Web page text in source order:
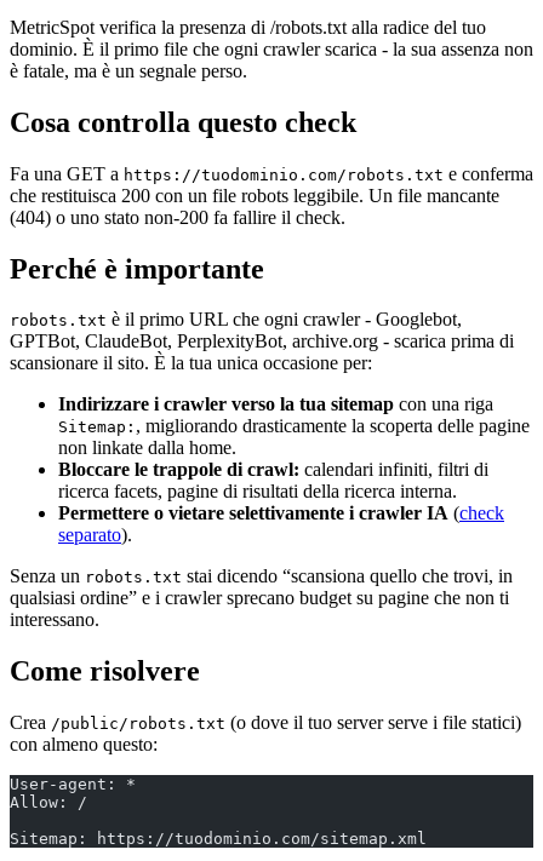
MetricSpot verifica la presenza di /robots.txt alla radice del tuo
dominio. È il primo file che ogni crawler scarica - la sua assenza non
è fatale, ma è un segnale perso.
Cosa controlla questo check
Fa una GET a https://tuodominio.com/robots.txt e conferma
che restituisca 200 con un file robots leggibile. Un file mancante
(404) o uno stato non-200 fa fallire il check.
Perché è importante
robots.txt è il primo URL che ogni crawler - Googlebot,
GPTBot, ClaudeBot, PerplexityBot, archive.org - scarica prima di
scansionare il sito. È la tua unica occasione per:
Indirizzare i crawler verso la tua sitemap con una riga
Sitemap: , migliorando drasticamente la scoperta delle pagine
non linkate dalla home.
Bloccare le trappole di crawl: calendari infiniti, filtri di
ricerca facets, pagine di risultati della ricerca interna.
Permettere o vietare selettivamente i crawler IA (check
separato).
Senza un robots.txt stai dicendo “scansiona quello che trovi, in
qualsiasi ordine” e i crawler sprecano budget su pagine che non ti
interessano.
Come risolvere
Crea /public/robots.txt (o dove il tuo server serve i file statici)
con almeno questo:
User-agent: *
Allow: /
Sitemap: https://tuodominio.com/sitemap.xml